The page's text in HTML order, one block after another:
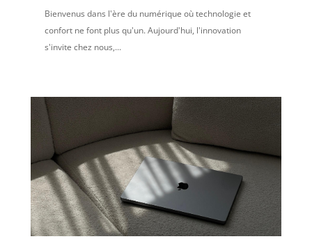
Bienvenus dans l'ère du numérique où technologie et
confort ne font plus qu'un. Aujourd'hui, l'innovation
s'invite chez nous,...